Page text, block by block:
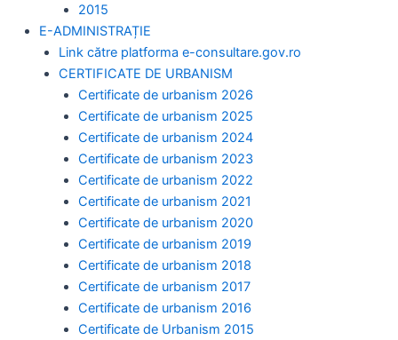
2015
E-ADMINISTRAȚIE
Link către platforma e-consultare.gov.ro
CERTIFICATE DE URBANISM
Certificate de urbanism 2026
Certificate de urbanism 2025
Certificate de urbanism 2024
Certificate de urbanism 2023
Certificate de urbanism 2022
Certificate de urbanism 2021
Certificate de urbanism 2020
Certificate de urbanism 2019
Certificate de urbanism 2018
Certificate de urbanism 2017
Certificate de urbanism 2016
Certificate de Urbanism 2015